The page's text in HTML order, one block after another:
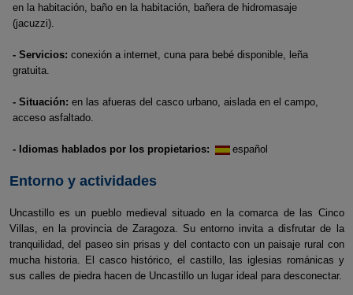
en la habitación, baño en la habitación, bañera de hidromasaje
(jacuzzi).
- Servicios: conexión a internet, cuna para bebé disponible, leña
gratuita.
- Situación: en las afueras del casco urbano, aislada en el campo,
acceso asfaltado.
- Idiomas hablados por los propietarios: español
Entorno y actividades
Uncastillo es un pueblo medieval situado en la comarca de las Cinco
Villas, en la provincia de Zaragoza. Su entorno invita a disfrutar de la
tranquilidad, del paseo sin prisas y del contacto con un paisaje rural con
mucha historia. El casco histórico, el castillo, las iglesias románicas y
sus calles de piedra hacen de Uncastillo un lugar ideal para desconectar.